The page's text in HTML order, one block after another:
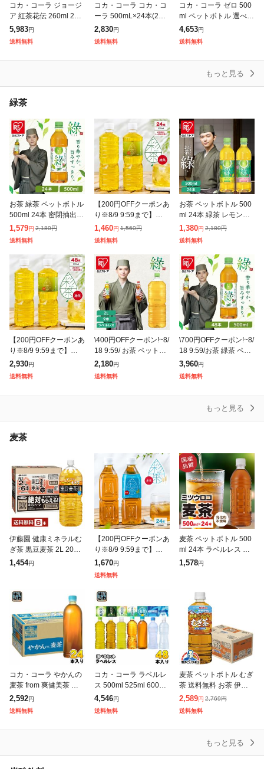
コカ・コーラ ジョージ
ア 紅茶花伝 260ml 280
ml 440ml 500ml 650ml
ペットボトル ボトル缶
選べる
5,983円
送料無料
コカ・コーラ コカ・コ
ーラ 500mL×24本(24本
×1ケース) 2605jccc
2,830円
送料無料
コカ・コーラ ゼロ 500
ml ペットボトル 選べる
48本 (24本×2 まとめ買
い) よりどり 炭酸飲料
タンサン ラベルレ
4,653円
送料無料
もっと見る
緑茶
お茶 緑茶 ペットボトル
500ml 24本 密閉抽出
香り高い 旨みすっきり
まろやか 飲みやすい 食
事 朝に合う まとめ買い
1,579円 2,180円
送料無料
【200円OFFクーポンあ
り※8/9 9:59まで】緑茶
彩茶-あやちゃ- お茶 50
0ml×24本 ペットボトル
ライフドリン
1,460円 1,560円
送料無料
お茶 ペットボトル 500
ml 24本 緑茶 レモンフ
レーバー 白桃フレーバ
ー 低温密閉抽出 すっき
り まろやか 飲みやすい
1,380円 2,180円
送料無料
【200円OFFクーポンあ
り※8/9 9:59まで】緑茶
彩茶-あやちゃ- お茶 50
0ml×48本 ライフドリン
クカンパニー
2,930円
送料無料
\400円OFFクーポン!~8/
18 9:59/ お茶 ペットボ
トル 2l 9本 緑茶 ラベル
レス りょく 大容量 ま
とめ買い
2,180円
送料無料
\700円OFFクーポン!~8/
18 9:59/お茶 緑茶 ペッ
トボトル 500ml 48本 (2
3,960円
送料無料
もっと見る
麦茶
伊藤園 健康ミネラルむ
ぎ茶 黒豆麦茶 2L 2000
ml ペットボトル 6本 1
1,454円
【200円OFFクーポンあ
り※8/9 9:59まで】麦茶
彩茶 -あやちゃ- お茶 ム
ギ茶 500ml×24本 六条
大麦 ライフ
1,670円
送料無料
麦茶 ペットボトル 500
ml 24本 ラベルレス ミ
ツウロコ 国産大麦 10
1,578円
コカ・コーラ やかんの
麦茶 from 爽健美茶 ラ
ベルレス 650ml ペット
ボトル 24本入 お茶 む
ぎちゃ むぎ茶 カフェイ
2,592円
送料無料
コカ・コーラ ラベルレ
ス 500ml 525ml 600ml
650ml ペットボトル 選
べる 48本 (24本×2) 機
能性表
4,546円
送料無料
麦茶 ペットボトル むぎ
茶 送料無料 お茶 伊藤
園 健康ミネラルむぎ茶
600ml×1ケース/24本(0
24)『ITO』
2,589円 2,769円
送料無料
もっと見る